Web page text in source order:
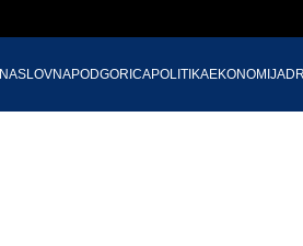
NASLOVNAPODGORICAPOLITIKAEKONOMIJA